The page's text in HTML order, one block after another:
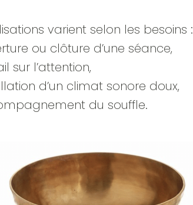
varient selon les besoins :
ou clôture d’une séance,
sur l’attention,
d’un climat sonore doux,
du souffle.